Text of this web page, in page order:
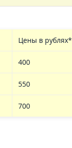
Цены в рублях*
400
550
700